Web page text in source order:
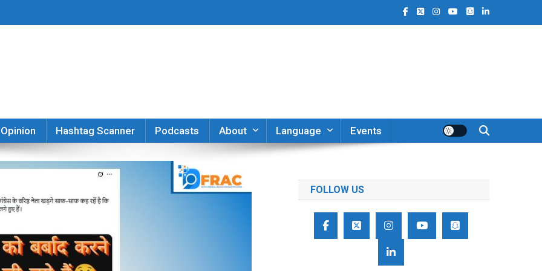
Opinion Hashtag Scanner Podcasts About Language Events
FOLLOW US